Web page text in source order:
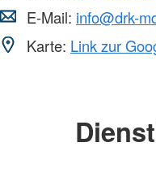
E-Mail: info@drk-
Karte: Link zur